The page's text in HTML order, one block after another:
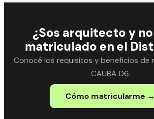
¿Sos arquitecto y
matriculado en el
Conocé los requisitos y beneficios de
CAUBA D6.
Cómo matricularme →